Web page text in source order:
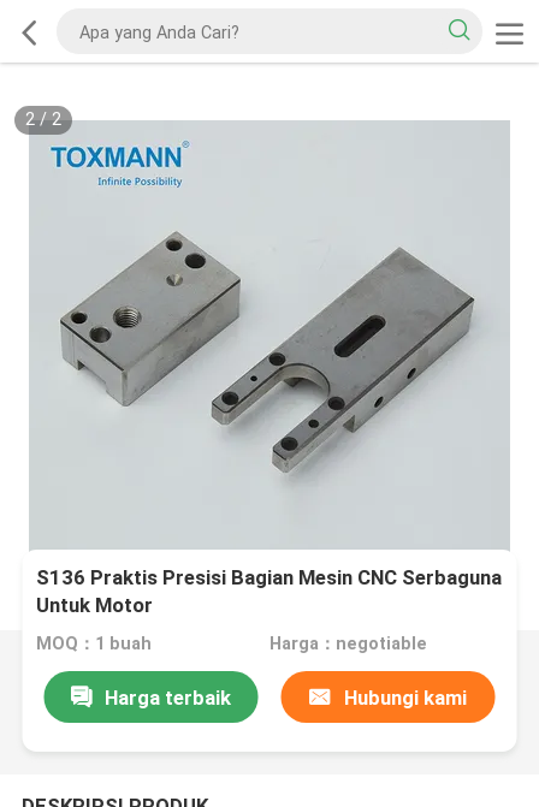
2/2
S136 Praktis Presisi Bagian Mesin CNC Serbaguna
Untuk Motor
MOQ：1 buah Harga：negotiable
Harga terbaik Hubungi kami